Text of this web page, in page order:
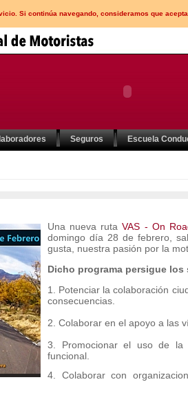
Si continúa navegando, consideramos que
Seguros Escuela
Una nueva rutaVAS - On
domingo día 28 de febrero,
gusta, nuestra pasión por la
Dicho programa persigue
1. Potenciar la colaboración
consecuencias.
2. Colaborar en el apoyo a las
3. Promocionar el uso de la
funcional.
4. Colaborar con